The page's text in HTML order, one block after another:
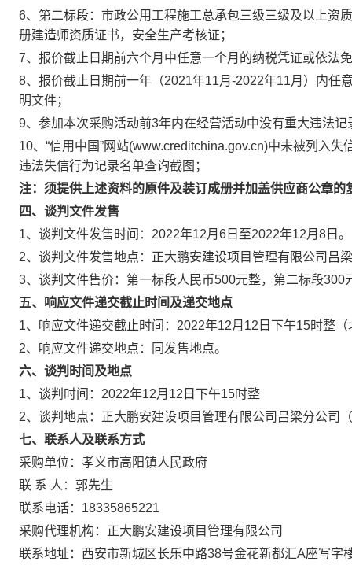
6、第二标段：市政公用工程施工总承包三级三级及以上资
册建造师资质证书，安全生产考核证；
7、报价截止日期前六个月中任意一个月的纳税凭证或依法
8、报价截止日期前一年（2021年11月-2022年11月）内任
明文件；
9、参加本次采购活动前3年内在经营活动中没有重大违法记
10、“信用中国”网站(www.creditchina.gov.cn)中未被列入
违法失信行为记录名单查询截图；
注：须提供上述资料的原件及装订成册并加盖供应商公章的
四、谈判文件发售
1、谈判文件发售时间：2022年12月6日至2022年12月8日
2、谈判文件发售地点：正大鹏安建设项目管理有限公司吕
3、谈判文件售价：第一标段人民币500元整，第二标段300
五、 响应文件递交截止时间及递交地点
1、响应文件递交截止时间：2022年12月12日下午15时整
2、响应文件递交地点：同发售地点。
六、谈判时间及地点
1、谈判时间：2022年12月12日下午15时整
2、谈判地点：正大鹏安建设项目管理有限公司吕梁分公司
七、联系人及联系方式
采购单位：孝义市高阳镇人民政府
联 系 人：郭先生
联系电话：18335865221
采购代理机构：正大鹏安建设项目管理有限公司
联系地址：西安市新城区长乐中路38号金花新都汇A座写字